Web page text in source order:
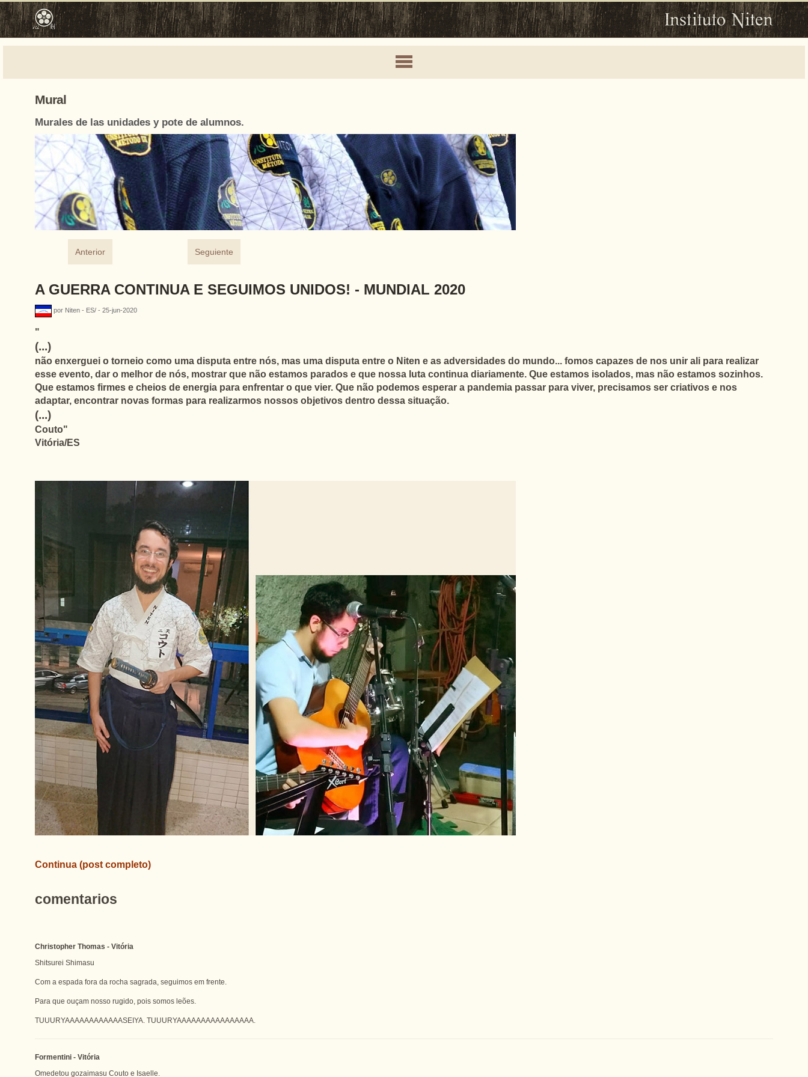
Mural
Murales de las unidades y pote de alumnos.
Anterior Seguiente
A GUERRA CONTINUA E SEGUIMOS UNIDOS! - MUNDIAL 2020
por Niten - ES/ - 25-jun-2020
"
(...)
não enxerguei o torneio como uma disputa entre nós, mas uma disputa entre o Niten e as adversidades do mundo... fomos capazes de nos unir ali para realizar
esse evento, dar o melhor de nós, mostrar que não estamos parados e que nossa luta continua diariamente. Que estamos isolados, mas não estamos sozinhos.
Que estamos firmes e cheios de energia para enfrentar o que vier. Que não podemos esperar a pandemia passar para viver, precisamos ser criativos e nos
adaptar, encontrar novas formas para realizarmos nossos objetivos dentro dessa situação.
(...)
Couto"
Vitória/ES
Continua (post completo)
comentarios
Christopher Thomas - Vitória
Shitsurei Shimasu
Com a espada fora da rocha sagrada, seguimos em frente.
Para que ouçam nosso rugido, pois somos leões.
TUUURYAAAAAAAAAAAASEIYA. TUUURYAAAAAAAAAAAAAAAA.
Formentini - Vitória
Omedetou gozaimasu Couto e Isaelle.